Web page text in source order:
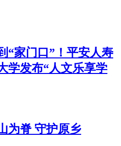
“家门口”！平安人寿
学发布“人文乐享学
为脊 守护原乡